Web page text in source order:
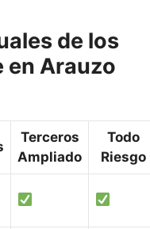
de los
en Arauzo
Terceros
Ampliado
Todo
Riesgo